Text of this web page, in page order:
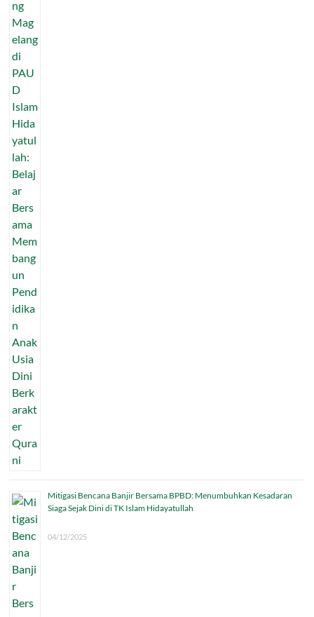
Mitigasi Bencana Banjir Bersama BPBD: Menumbuhkan Kesadaran
Siaga Sejak Dini di TK Islam Hidayatullah
04/12/2025